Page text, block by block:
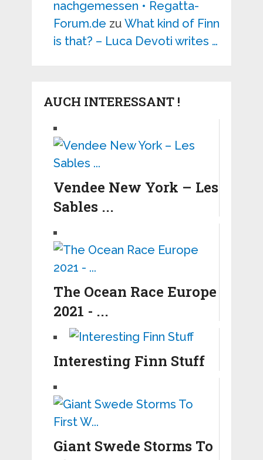
nachgemessen • Regatta-
Forum.de zu What kind of Finn
is that? – Luca Devoti writes …
AUCH INTERESSANT !
Vendee New York – Les
Sables ...
The Ocean Race Europe
2021 - ...
Interesting Finn Stuff
Giant Swede Storms To